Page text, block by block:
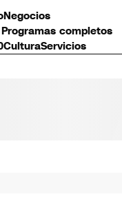
Negocios
completos
CulturaServicios